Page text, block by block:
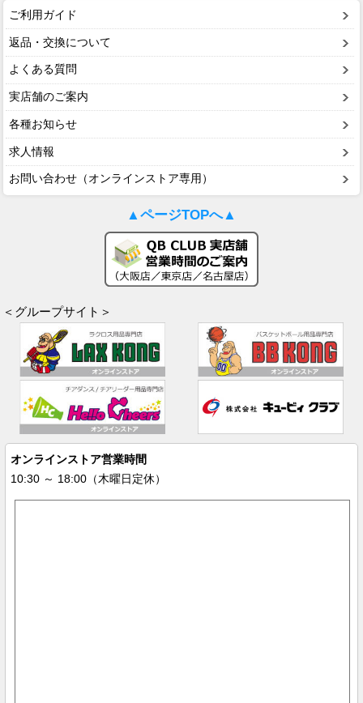
ご利用ガイド
返品・交換について
よくある質問
実店舗のご案内
各種お知らせ
求人情報
お問い合わせ（オンラインストア専用）
▲ページTOPへ▲
＜グループサイト＞
オンラインストア営業時間
10:30 ～ 18:00（木曜日定休）